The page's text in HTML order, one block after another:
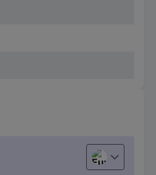
European